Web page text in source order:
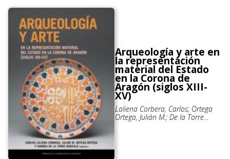
Arqueología y arte en
la representación
material del Estado
en la Corona de
Aragón (siglos XIII-
XV)
Laliena Corbera, Carlos; Ortega
Ortega, Julián M.; De la Torre